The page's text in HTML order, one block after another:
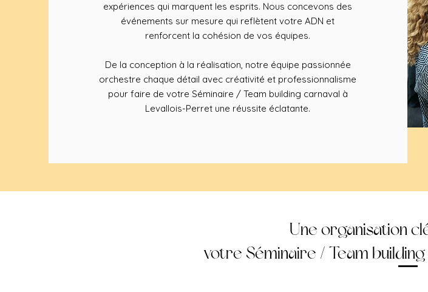
expériences qui marquent les esprits. Nous concevons des
événements sur mesure qui reflètent votre ADN et
renforcent la cohésion de vos équipes.
De la conception à la réalisation, notre équipe passionnée
orchestre chaque détail avec créativité et professionnalisme
pour faire de votre Séminaire / Team building carnaval à
Levallois-Perret une réussite éclatante.
Une organisation
votre Séminaire / Team